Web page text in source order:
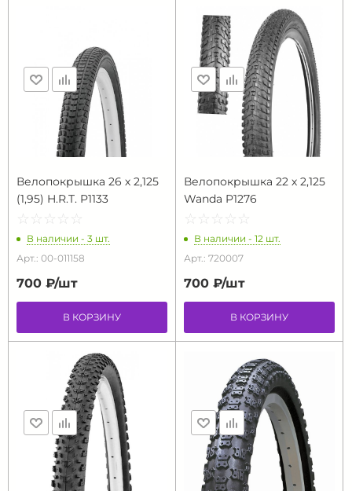
Велопокрышка 26 х 2,125
(1,95) H.R.T. P1133
☆ ☆ ☆ ☆ ☆
★ ★ ★ ★ ★
В наличии - 3 шт.
Арт.: 00-011158
700 ₽/шт
В КОРЗИНУ
Велопокрышка 22 х 2,125
Wanda P1276
☆ ☆ ☆ ☆ ☆
★ ★ ★ ★ ★
В наличии - 12 шт.
Арт.: 720007
700 ₽/шт
В КОРЗИНУ